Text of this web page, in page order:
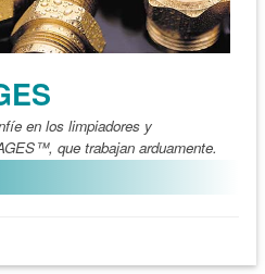
en los limpiadores y
que trabajan arduamente.